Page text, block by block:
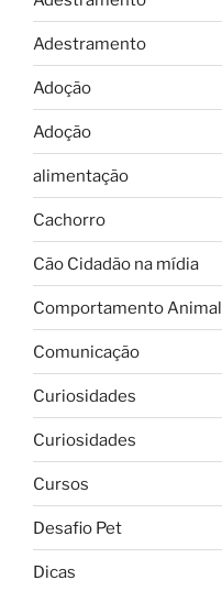
Adestramento
Adoção
Adoção
alimentação
Cachorro
Cão Cidadão na mídia
Comportamento Animal
Comunicação
Curiosidades
Curiosidades
Cursos
Desafio Pet
Dicas